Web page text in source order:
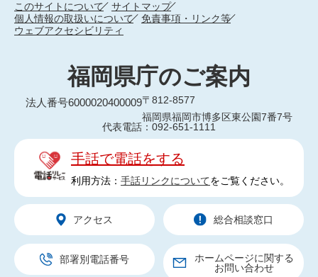
このサイトについて
サイトマップ
個人情報の取扱いについて
免責事項・リンク等
ウェブアクセシビリティ
福岡県庁のご案内
法人番号6000020400009〒812-8577
福岡県福岡市博多区東公園7番7号
代表電話：092-651-1111
手話で電話をする
利用方法： 手話リンクについてをご覧ください。
アクセス 総合相談窓口
部署別電話番号
ホームページに関する
お問い合わせ